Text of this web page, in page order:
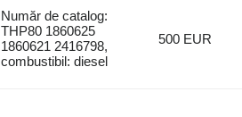
Număr de catalog:
THP80 1860625
1860621 2416798,
combustibil: diesel
500 EUR